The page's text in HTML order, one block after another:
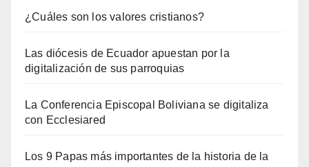
¿Cuáles son los valores cristianos?
Las diócesis de Ecuador apuestan por la
digitalización de sus parroquias
La Conferencia Episcopal Boliviana se digitaliza
con Ecclesiared
Los 9 Papas más importantes de la historia de la